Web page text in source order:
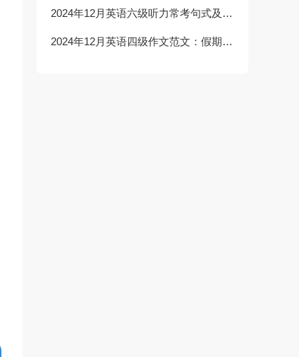
2024年12月英语六级听力常考句式及短语：告别辞
2024年12月英语四级作文范文：假期综合症